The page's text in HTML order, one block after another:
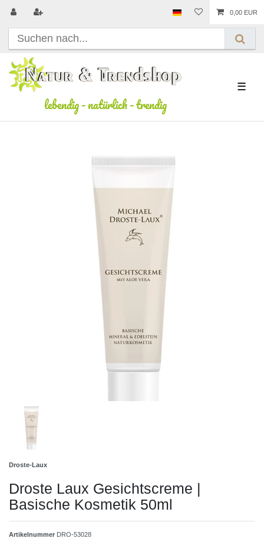
0,00 EUR
lebendig-natürlich-trendig
☰
Droste-Laux
Droste Laux Gesichtscreme |
Basische Kosmetik 50ml
Artikelnummer DRO-53028